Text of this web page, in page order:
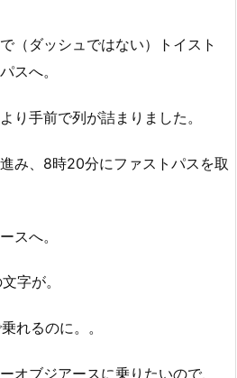
（ダッシュではない）トイスト
スへ。
り手前で列が詰まりました。
み、8時20分にファストパスを取
スへ。
字が。
れるのに。。
オブジアースに乗りたいので、